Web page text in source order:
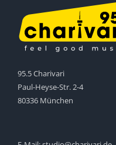
95.5 Charivari
Paul-Heyse-Str. 2-4
80336 München